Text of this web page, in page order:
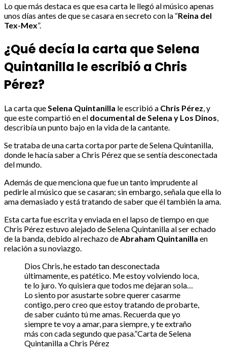
Lo que más destaca es que esa carta le llegó al músico apenas
unos días antes de que se casara en secreto con la “Reina del
Tex-Mex”.
¿Qué decía la carta que Selena
Quintanilla le escribió a Chris
Pérez?
La carta queSelena Quintanilla le escribió a Chris Pérez, y
que este compartió en el documental de Selena y Los Dinos,
describía un punto bajo en la vida de la cantante.
Se trataba de una carta corta por parte de Selena Quintanilla,
donde le hacía saber a Chris Pérez que se sentía desconectada
del mundo.
Además de que menciona que fue un tanto imprudente al
pedirle al músico que se casaran; sin embargo, señala que ella lo
ama demasiado y está tratando de saber que él también la ama.
Esta carta fue escrita y enviada en el lapso de tiempo en que
Chris Pérez estuvo alejado de Selena Quintanilla al ser echado
de la banda, debido al rechazo deAbraham Quintanilla en
relación a su noviazgo.
Dios Chris, he estado tan desconectada
últimamente, es patético. Me estoy volviendo loca,
te lo juro. Yo quisiera que todos me dejaran sola…
Lo siento por asustarte sobre querer casarme
contigo, pero creo que estoy tratando de probarte,
de saber cuánto tú me amas. Recuerda que yo
siempre te voy a amar, para siempre, y te extraño
más con cada segundo que pasa.”Carta de Selena
Quintanilla a Chris Pérez